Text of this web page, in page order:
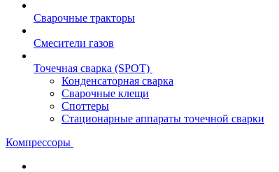
Сварочные тракторы
Смесители газов
Точечная сварка (SPOT)
Конденсаторная сварка
Сварочные клещи
Споттеры
Стационарные аппараты точечной сварки
Компрессоры